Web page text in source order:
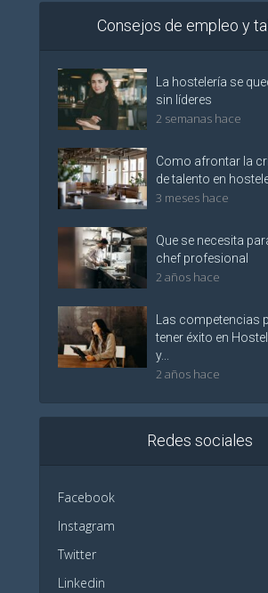
Consejos de empleo y
La hostelería se
sin líderes
2 semanas hace
Como afrontar la
de talento en
3 meses hace
Que se necesita
chef profesional
2 años hace
Las competencias
tener éxito en
y...
2 años hace
Redes sociales
Facebook
Instagram
Twitter
Linkedin